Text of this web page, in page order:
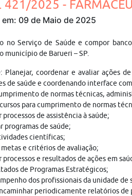
421/2025 -
09 de Maio de 2025
no Serviço de Saúde e compor
município de Barueri – SP.
Planejar, coordenar e avaliar ações
de saúde e coordenando interface
de normas técnicas,
para cumprimento de normas
processos de assistência à saúde;
programas de saúde;
científicas;
e critérios de avaliação;
processos e resultados de ações em
de Programas Estratégicos;
dos profissionais da unidade de
periodicamente relatórios de